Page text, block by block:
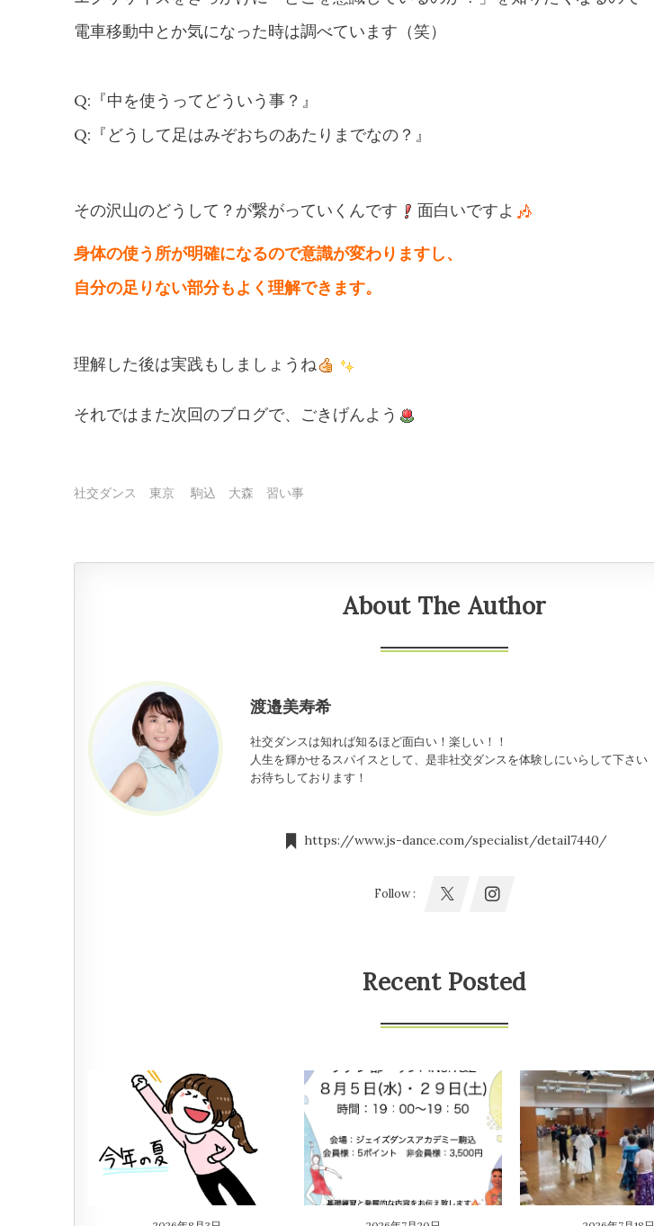
電車移動中とか気になった時は調べています（笑）
Q:『中を使うってどういう事？』
Q:『どうして足はみぞおちのあたりまでなの？』
その沢山のどうして？が繋がっていくんです 面白いですよ
身体の使う所が明確になるので意識が変わりますし、
自分の足りない部分もよく理解できます。
理解した後は実践もしましょうね
それではまた次回のブログで、ごきげんよう
社交ダンス 東京 駒込 大森 習い事
About The Author
渡邉美寿希
社交ダンスは知れば知るほど面白い！楽しい！！
人生を輝かせるスパイスとして、是非社交ダンスを体験しにいらして下さい
お待ちしております！
https://www.js-dance.com/specialist/detail7440/
Follow :
Recent Posted